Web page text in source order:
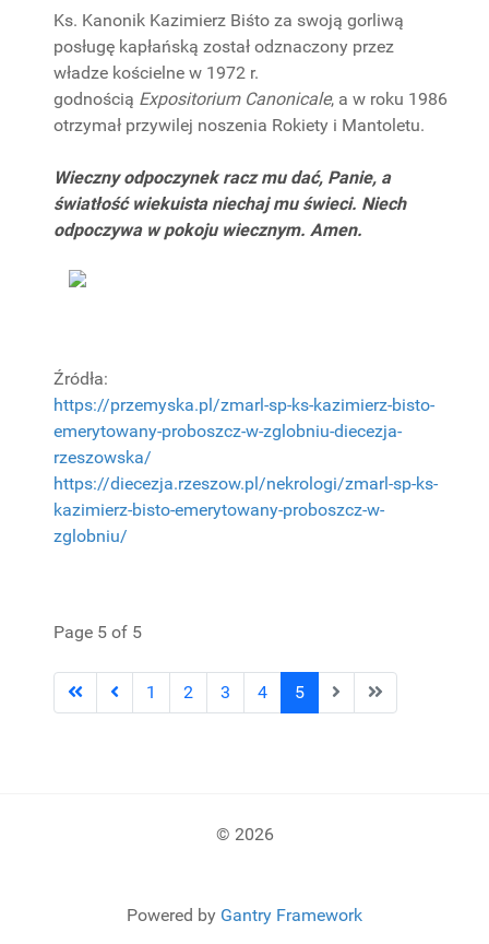
Ks. Kanonik Kazimierz Biśto za swoją gorliwą
posługę kapłańską został odznaczony przez
władze kościelne w 1972 r.
godnością Expositorium Canonicale, a w roku 1986
otrzymał przywilej noszenia Rokiety i Mantoletu.
Wieczny odpoczynek racz mu dać, Panie, a
światłość wiekuista niechaj mu świeci. Niech
odpoczywa w pokoju wiecznym. Amen.
Źródła:
https://przemyska.pl/zmarl-sp-ks-kazimierz-bisto-
emerytowany-proboszcz-w-zglobniu-diecezja-
rzeszowska/
https://diecezja.rzeszow.pl/nekrologi/zmarl-sp-ks-
kazimierz-bisto-emerytowany-proboszcz-w-
zglobniu/
Page 5 of 5
1 2 3 4 5
© 2026
Powered by Gantry Framework